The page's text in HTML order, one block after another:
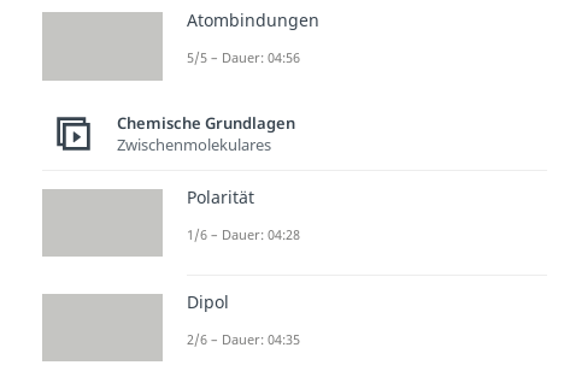
Atombindungen
5/5 – Dauer: 04:56
Chemische Grundlagen
Zwischenmolekulares
Polarität
1/6 – Dauer: 04:28
Dipol
2/6 – Dauer: 04:35